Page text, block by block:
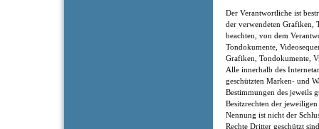
Der Verantwortliche ist
der verwendeten Grafiken,
beachten, von dem
Tondokumente,
Grafiken, Tondokumente,
Alle innerhalb des
geschützten Marken- und
Bestimmungen des jeweils
Besitzrechten der
Nennung ist nicht der
Rechte Dritter geschützt